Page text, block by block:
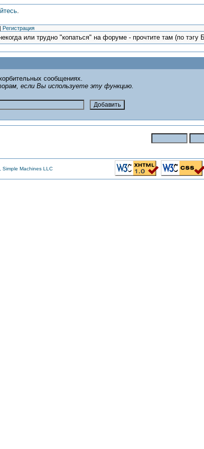
.
| Регистрация
или трудно "копаться" на форуме - прочтите там (по тэгу
сообщениях.
если Вы используете эту функцию.
Machines LLC